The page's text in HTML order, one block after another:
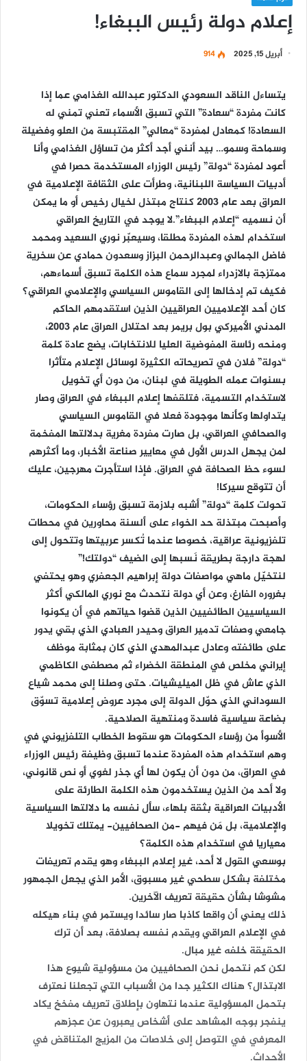
إعلام دولة رئيس الببغاء!
أبريل 15, 2025 914
يتساءل الناقد السعودي الدكتور عبدالله الغذامي عما إذا
كانت مفردة “سعادة” التي تسبق الأسماء تعني تمني له
السعادة! كمعادل لمفردة “معالي” المقتبسة من العلو وفضيلة
وسماحة وسمو… بيد أنني أجد أكثر من تساؤل الغذامي وأنا
أعود لمفردة “دولة” رئيس الوزراء المستخدمة حصرا في
أدبيات السياسة اللبنانية، وطرأت على الثقافة الإعلامية في
العراق بعد عام 2003 كنتاج مبتذل لخيال رخيص أو ما يمكن
أن نسميه “إعلام الببغاء”.لا يوجد في التاريخ العراقي
استخدام لهذه المفردة مطلقا، وسيعبّر نوري السعيد ومحمد
فاضل الجمالي وعبدالرحمن البزاز وسعدون حمادي عن سخرية
ممتزجة بالازدراء لمجرد سماع هذه الكلمة تسبق أسماءهم،
فكيف تم إدخالها إلى القاموس السياسي والإعلامي العراقي؟
كان أحد الإعلاميين العراقيين الذين استقدمهم الحاكم
المدني الأميركي بول بريمر بعد احتلال العراق عام 2003،
ومنحه رئاسة المفوضية العليا للانتخابات، يضع عادة كلمة
“دولة” فلان في تصريحاته الكثيرة لوسائل الإعلام متأثرا
بسنوات عمله الطويلة في لبنان، من دون أي تخويل
لاستخدام التسمية، فتلقفها إعلام الببغاء في العراق وصار
يتداولها وكأنها موجودة فعلا في القاموس السياسي
والصحافي العراقي، بل صارت مفردة مغرية بدلالتها المفخمة
لمن يجهل الدرس الأول في معايير صناعة الأخبار، وما أكثرهم
لسوء حظ الصحافة في العراق. فإذا استأجرت مهرجين، عليك
أن تتوقع سيركا!
تحولت كلمة “دولة” أشبه بلازمة تسبق رؤساء الحكومات،
وأصبحت مبتذلة حد الخواء على ألسنة محاورين في محطات
تلفزيونية عراقية، خصوصا عندما تُكسر عربيتها وتتحول إلى
لهجة دارجة بطريقة نَسبها إلى الضيف “دولتك!”
لنتخيّل ماهي مواصفات دولة إبراهيم الجعفري وهو يحتفي
بغروره الفارغ، وعن أي دولة نتحدث مع نوري المالكي أكثر
السياسيين الطائفيين الذين قضوا حياتهم في أن يكونوا
جامعي وصفات تدمير العراق وحيدر العبادي الذي بقي يدور
على طائفته وعادل عبدالمهدي الذي كان بمثابة موظف
إيراني مخلص في المنطقة الخضراء ثم مصطفى الكاظمي
الذي عاش في ظل الميليشيات. حتى وصلنا إلى محمد شياع
السوداني الذي حوّل الدولة إلى مجرد عروض إعلامية تسوّق
بضاعة سياسية فاسدة ومنتهية الصلاحية.
الأسوأ من رؤساء الحكومات هو سقوط الخطاب التلفزيوني في
وهم استخدام هذه المفردة عندما تسبق وظيفة رئيس الوزراء
في العراق، من دون أن يكون لها أي جذر لغوي أو نص قانوني،
ولا أحد من الذين يستخدمون هذه الكلمة الطارئة على
الأدبيات العراقية بثقة بلهاء، سأل نفسه ما دلالتها السياسية
والإعلامية، بل مَن فيهم -من الصحافيين- يمتلك تخويلا
معياريا في استخدام هذه الكلمة؟
بوسعي القول لا أحد، غير إعلام الببغاء وهو يقدم تعريفات
مختلفة بشكل سطحي غير مسبوق، الأمر الذي يجعل الجمهور
مشوشا بشأن حقيقة تعريف الآخرين.
ذلك يعني أن واقعا كاذبا صار سائدا ويستمر في بناء هيكله
في الإعلام العراقي ويقدم نفسه بصلافة، بعد أن ترك
الحقيقة خلفه غير مبال.
لكن كم نتحمل نحن الصحافيين من مسؤولية شيوع هذا
الابتذال؟ هناك الكثير جدا من الأسباب التي تجعلنا نعترف
بتحمل المسؤولية عندما نتهاون بإطلاق تعريف مفخخ يكاد
ينفجر بوجه المشاهد على أشخاص يعبرون عن عجزهم
المعرفي في التوصل إلى خلاصات من المزيج المتناقض في